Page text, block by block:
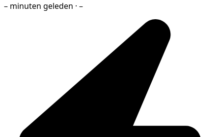
– minuten geleden · –